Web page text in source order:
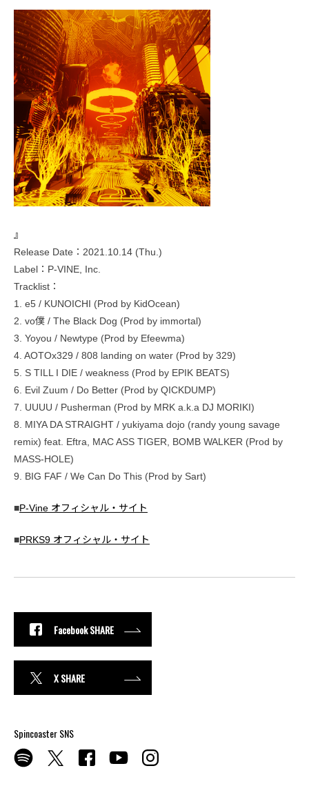
』
Release Date：2021.10.14 (Thu.)
Label：P-VINE, Inc.
Tracklist：
1. e5 / KUNOICHI (Prod by KidOcean)
2. vo僕 / The Black Dog (Prod by immortal)
3. Yoyou / Newtype (Prod by Efeewma)
4. AOTOx329 / 808 landing on water (Prod by 329)
5. S TILL I DIE / weakness (Prod by EPIK BEATS)
6. Evil Zuum / Do Better (Prod by QICKDUMP)
7. UUUU / Pusherman (Prod by MRK a.k.a DJ MORIKI)
8. MIYA DA STRAIGHT / yukiyama dojo (randy young savage
remix) feat. Eftra, MAC ASS TIGER, BOMB WALKER (Prod by
MASS-HOLE)
9. BIG FAF / We Can Do This (Prod by Sart)
■P-Vine オフィシャル・サイト
■PRKS9 オフィシャル・サイト
Facebook SHARE
X SHARE
Spincoaster SNS